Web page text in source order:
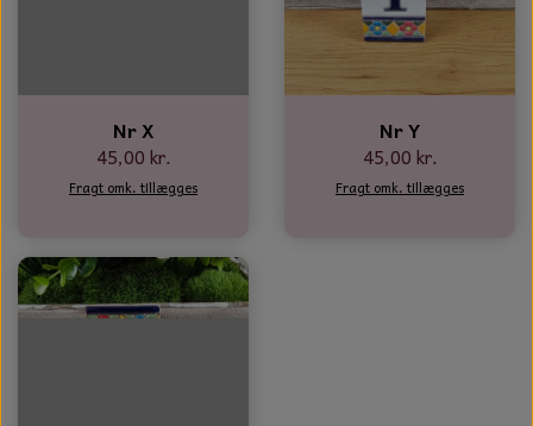
Nr X
45,00 kr.
Fragt omk. tillægges
Nr Y
45,00 kr.
Fragt omk. tillægges